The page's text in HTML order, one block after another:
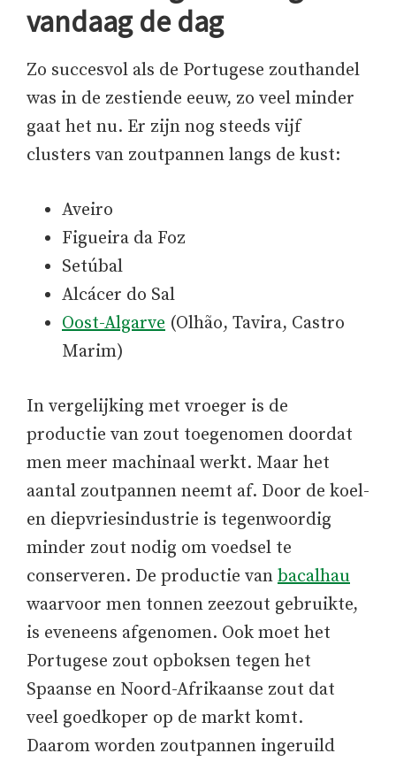
vandaag de dag
Zo succesvol als de Portugese zouthandel
was in de zestiende eeuw, zo veel minder
gaat het nu. Er zijn nog steeds vijf
clusters van zoutpannen langs de kust:
Aveiro
Figueira da Foz
Setúbal
Alcácer do Sal
Oost-Algarve (Olhão, Tavira, Castro
Marim)
In vergelijking met vroeger is de
productie van zout toegenomen doordat
men meer machinaal werkt. Maar het
aantal zoutpannen neemt af. Door de koel-
en diepvriesindustrie is tegenwoordig
minder zout nodig om voedsel te
conserveren. De productie van bacalhau
waarvoor men tonnen zeezout gebruikte,
is eveneens afgenomen. Ook moet het
Portugese zout opboksen tegen het
Spaanse en Noord-Afrikaanse zout dat
veel goedkoper op de markt komt.
Daarom worden zoutpannen ingeruild